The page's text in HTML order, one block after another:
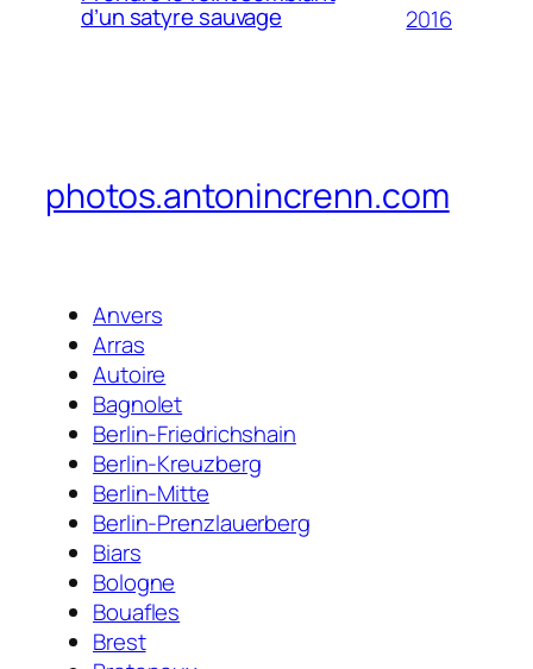
d’un satyre sauvage
2016
photos.antonincrenn.com
Anvers
Arras
Autoire
Bagnolet
Berlin-Friedrichshain
Berlin-Kreuzberg
Berlin-Mitte
Berlin-Prenzlauerberg
Biars
Bologne
Bouafles
Brest